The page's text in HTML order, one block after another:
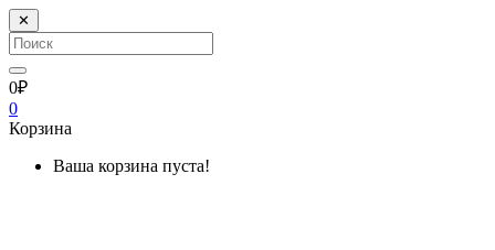
✕
0₽
0
Корзина
Ваша корзина пуста!